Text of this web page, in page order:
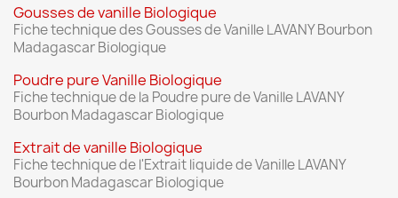
Gousses de vanille Biologique
Fiche technique des Gousses de Vanille LAVANY Bourbon
Madagascar Biologique
Poudre pure Vanille Biologique
Fiche technique de la Poudre pure de Vanille LAVANY
Bourbon Madagascar Biologique
Extrait de vanille Biologique
Fiche technique de l'Extrait liquide de Vanille LAVANY
Bourbon Madagascar Biologique